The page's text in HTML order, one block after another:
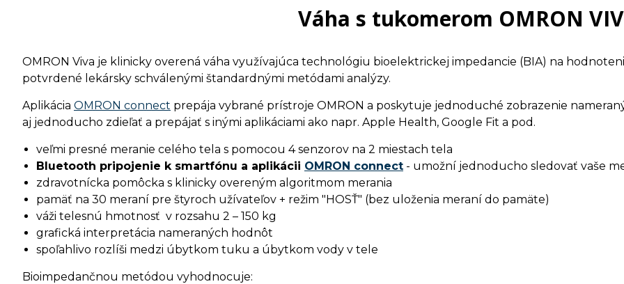
Váha s tukomerom OMRON
OMRON Viva je klinicky overená váha využívajúca technológiu bioelektrickej impedancie (BIA) na
potvrdené lekársky schválenými štandardnými metódami analýzy.
Aplikácia OMRON connect prepája vybrané prístroje OMRON a poskytuje jednoduché zobrazenie
aj jednoducho zdieľať a prepájať s inými aplikáciami ako napr. Apple Health, Google Fit a pod.
veľmi presné meranie celého tela s pomocou 4 senzorov na 2 miestach tela
Bluetooth pripojenie k smartfónu a aplikácii OMRON connect - umožní jednoducho sledovať vaše
zdravotnícka pomôcka s klinicky overeným algoritmom merania
pamäť na 30 meraní pre štyroch užívateľov + režim "HOSŤ" (bez uloženia meraní do pamäte)
váži telesnú hmotnosť v rozsahu 2 – 150 kg
grafická interpretácia nameraných hodnôt
spoľahlivo rozlíši medzi úbytkom tuku a úbytkom vody v tele
Bioimpedančnou metódou vyhodnocuje: